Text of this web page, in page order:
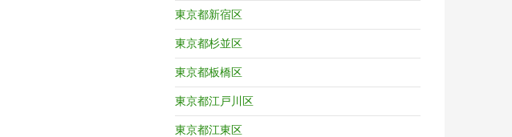
東京都新宿区
東京都杉並区
東京都板橋区
東京都江戸川区
東京都江東区